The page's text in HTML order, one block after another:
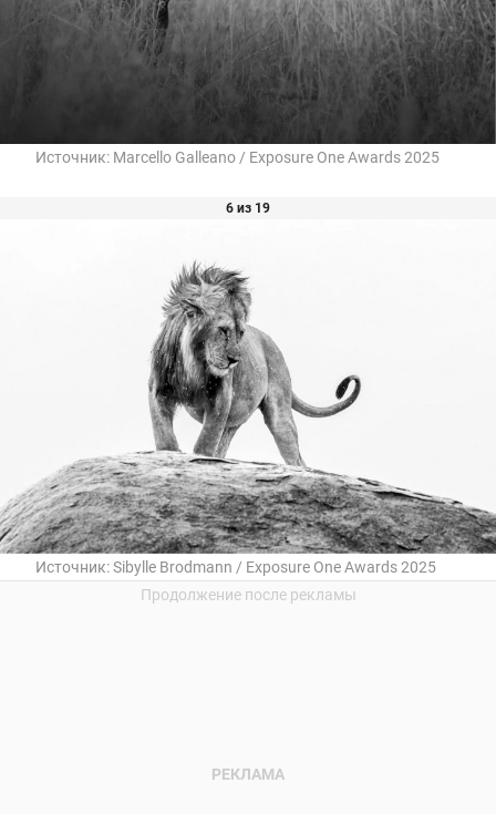
Источник: Marcello Galleano / Exposure One Awards 2025
6 из 19
Источник:Sibylle Brodmann / Exposure One Awards 2025